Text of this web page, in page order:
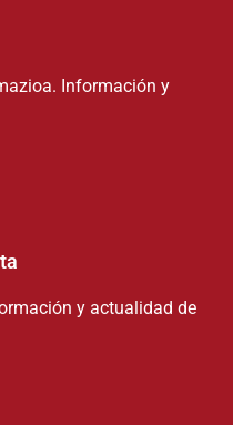
Información y
y actualidad de